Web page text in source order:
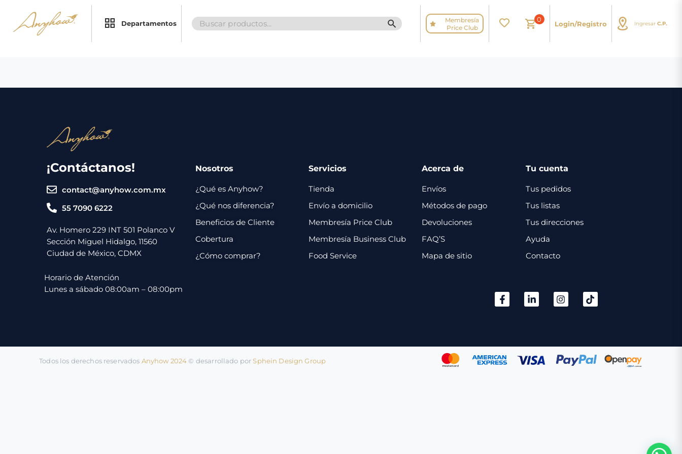
Departamentos
Search
for:
SEARCH BUTTON
Membresía
Price Club
0
Login/Registro Ingresar C.P.
¡Contáctanos!
contact@anyhow.com.mx
55 7090 6222
Av. Homero 229 INT 501 Polanco V
Sección Miguel Hidalgo, 11560
Ciudad de México, CDMX
Nosotros
¿Qué es Anyhow?
¿Qué nos diferencia?
Beneficios de Cliente
Cobertura
¿Cómo comprar?
Servicios
Tienda
Envío a domicilio
Membresía Price Club
Membresía Business Club
Food Service
Acerca de
Envíos
Métodos de pago
Devoluciones
FAQ’S
Mapa de sitio
Tu cuenta
Tus pedidos
Tus listas
Tus direcciones
Ayuda
Contacto
Horario de Atención
Lunes a sábado 08:00am – 08:00pm
Todos los derechos reservados Anyhow 2024©️ desarrollado porSphein Design Group
Promociones
Servicios
Envíos
Métodos
Contacto
Inicio
Regalos
Contacto